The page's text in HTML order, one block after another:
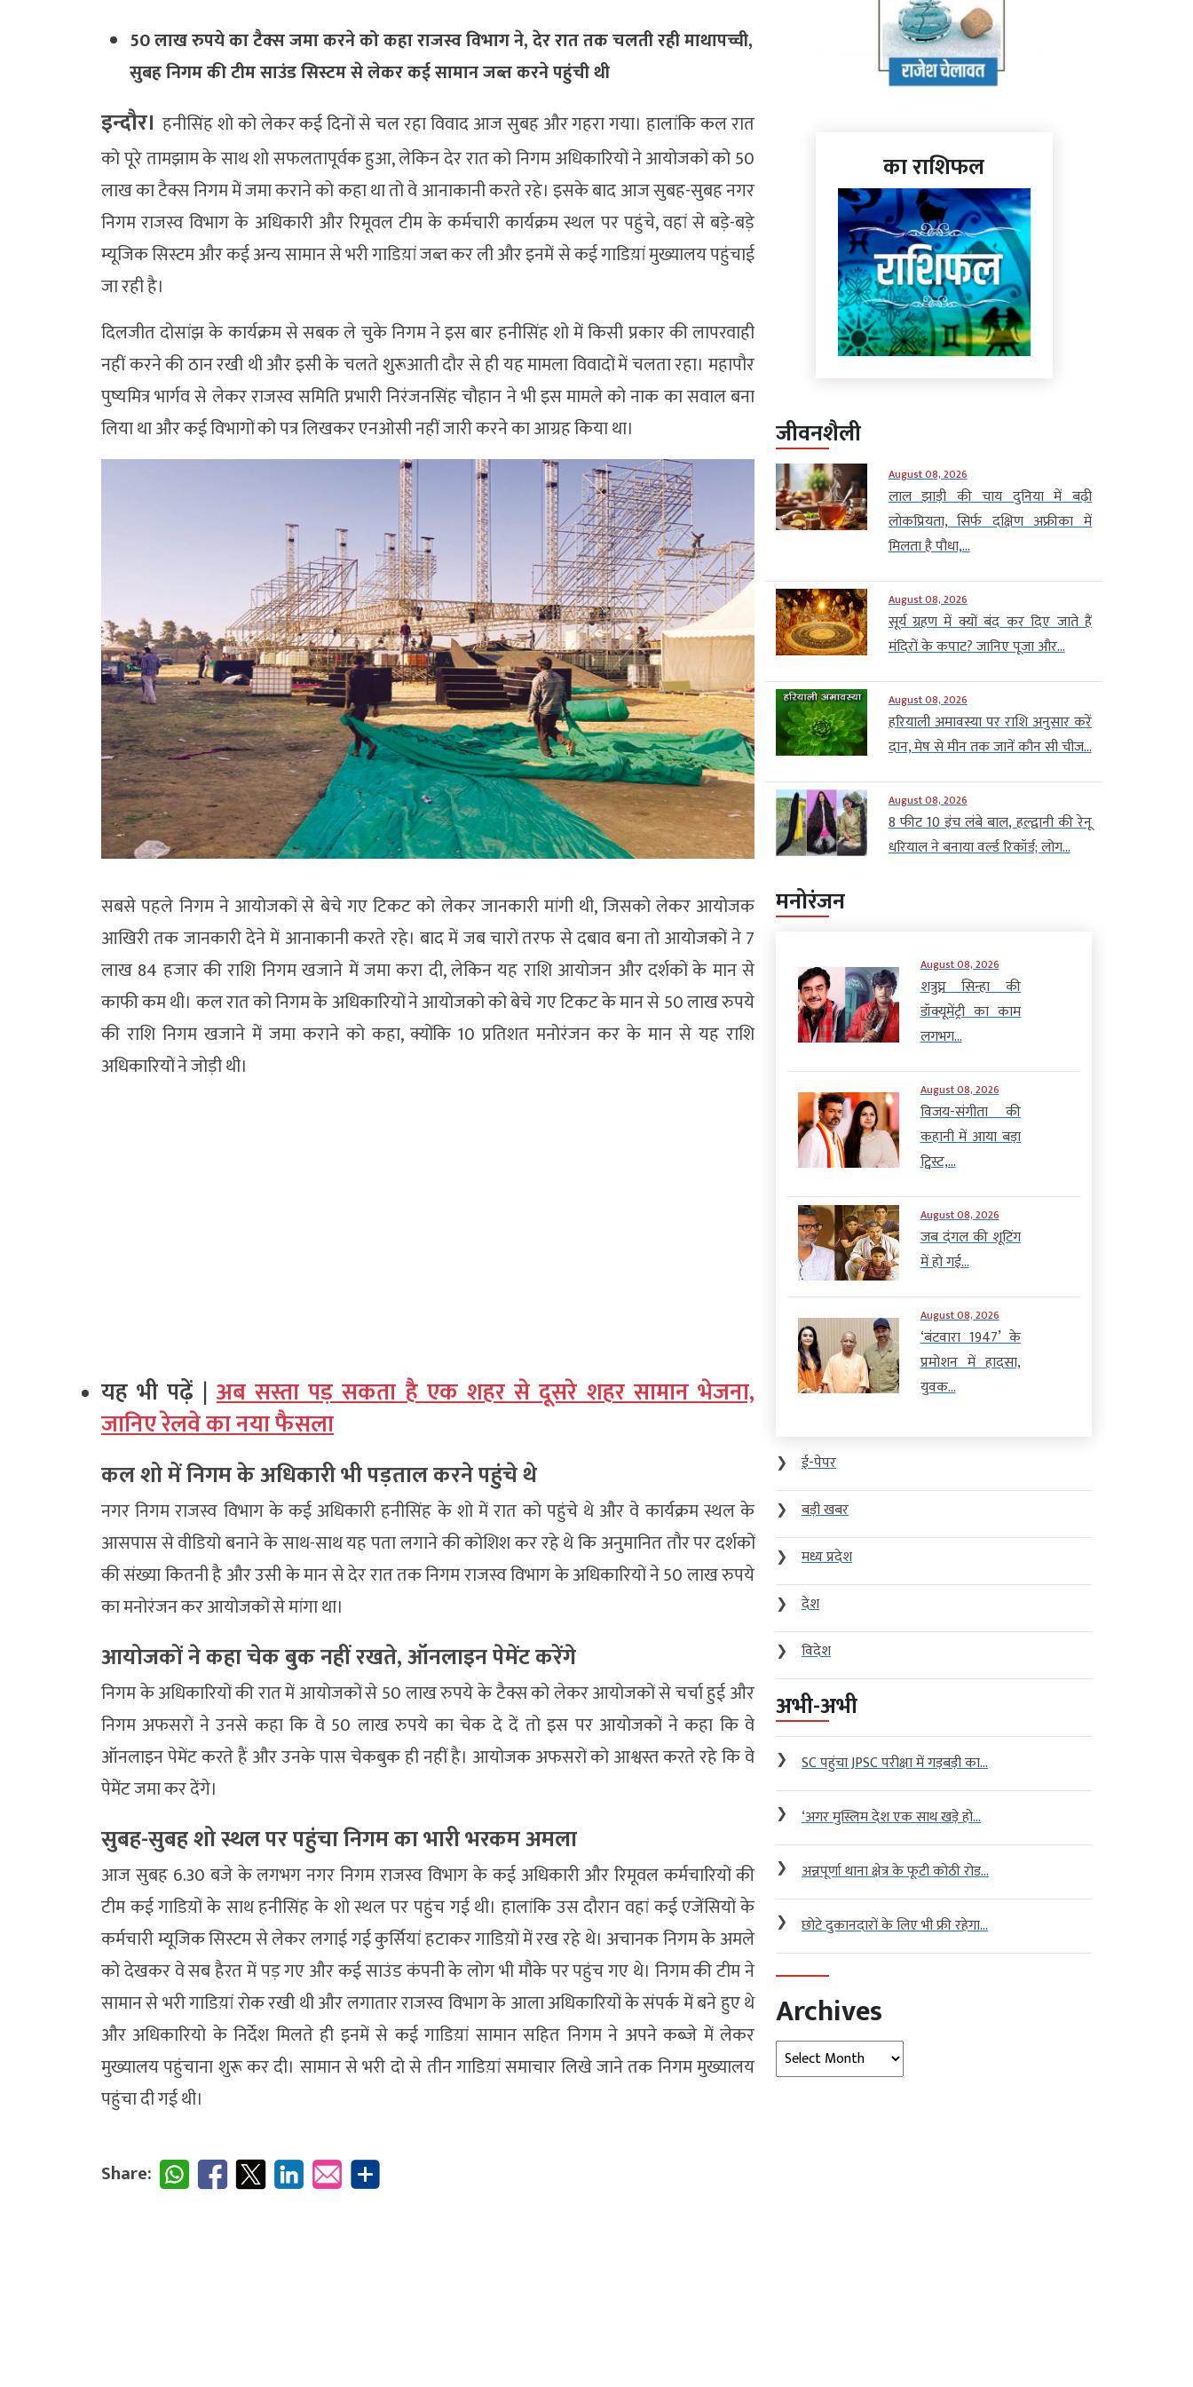
50 लाख रुपये का टैक्स जमा करने को कहा राजस्व विभाग ने, देर रात तक चलती रही माथापच्ची,
सुबह निगम की टीम साउंड सिस्टम से लेकर कई सामान जब्त करने पहुंची थी
इन्दौर। हनीसिंह शो को लेकर कई दिनों से चल रहा विवाद आज सुबह और गहरा गया। हालांकि कल रात
को पूरे तामझाम के साथ शो सफलतापूर्वक हुआ, लेकिन देर रात को निगम अधिकारियों ने आयोजकों को 50
लाख का टैक्स निगम में जमा कराने को कहा था तो वे आनाकानी करते रहे। इसके बाद आज सुबह-सुबह नगर
निगम राजस्व विभाग के अधिकारी और रिमूवल टीम के कर्मचारी कार्यक्रम स्थल पर पहुंचे, वहां से बड़े-बड़े
म्यूजिक सिस्टम और कई अन्य सामान से भरी गाडिय़ां जब्त कर ली और इनमें से कई गाडिय़ां मुख्यालय पहुंचाई
जा रही है।
दिलजीत दोसांझ के कार्यक्रम से सबक ले चुके निगम ने इस बार हनीसिंह शो में किसी प्रकार की लापरवाही
नहीं करने की ठान रखी थी और इसी के चलते शुरूआती दौर से ही यह मामला विवादों में चलता रहा। महापौर
पुष्यमित्र भार्गव से लेकर राजस्व समिति प्रभारी निरंजनसिंह चौहान ने भी इस मामले को नाक का सवाल बना
लिया था और कई विभागों को पत्र लिखकर एनओसी नहीं जारी करने का आग्रह किया था।
सबसे पहले निगम ने आयोजकों से बेचे गए टिकट को लेकर जानकारी मांगी थी, जिसको लेकर आयोजक
आखिरी तक जानकारी देने में आनाकानी करते रहे। बाद में जब चारों तरफ से दबाव बना तो आयोजकों ने 7
लाख 84 हजार की राशि निगम खजाने में जमा करा दी, लेकिन यह राशि आयोजन और दर्शकों के मान से
काफी कम थी। कल रात को निगम के अधिकारियों ने आयोजको को बेचे गए टिकट के मान से 50 लाख रुपये
की राशि निगम खजाने में जमा कराने को कहा, क्योंकि 10 प्रतिशत मनोरंजन कर के मान से यह राशि
अधिकारियों ने जोड़ी थी।
यह भी पढ़ें |अब सस्ता पड़ सकता है एक शहर से दूसरे शहर सामान भेजना,
जानिए रेलवे का नया फैसला
कल शो में निगम के अधिकारी भी पड़ताल करने पहुंचे थे
नगर निगम राजस्व विभाग के कई अधिकारी हनीसिंह के शो में रात को पहुंचे थे और वे कार्यक्रम स्थल के
आसपास से वीडियो बनाने के साथ-साथ यह पता लगाने की कोशिश कर रहे थे कि अनुमानित तौर पर दर्शकों
की संख्या कितनी है और उसी के मान से देर रात तक निगम राजस्व विभाग के अधिकारियों ने 50 लाख रुपये
का मनोरंजन कर आयोजकों से मांगा था।
आयोजकों ने कहा चेक बुक नहीं रखते, ऑनलाइन पेमेंट करेंगे
निगम के अधिकारियों की रात में आयोजकों से 50 लाख रुपये के टैक्स को लेकर आयोजकों से चर्चा हुई और
निगम अफसरों ने उनसे कहा कि वे 50 लाख रुपये का चेक दे दें तो इस पर आयोजकों ने कहा कि वे
ऑनलाइन पेमेंट करते हैं और उनके पास चेकबुक ही नहीं है। आयोजक अफसरों को आश्वस्त करते रहे कि वे
पेमेंट जमा कर देंगे।
सुबह-सुबह शो स्थल पर पहुंचा निगम का भारी भरकम अमला
आज सुबह 6.30 बजे के लगभग नगर निगम राजस्व विभाग के कई अधिकारी और रिमूवल कर्मचारियों की
टीम कई गाडिय़ों के साथ हनीसिंह के शो स्थल पर पहुंच गई थी। हालांकि उस दौरान वहां कई एजेंसियों के
कर्मचारी म्यूजिक सिस्टम से लेकर लगाई गई कुर्सियां हटाकर गाडिय़ों में रख रहे थे। अचानक निगम के अमले
को देखकर वे सब हैरत में पड़ गए और कई साउंड कंपनी के लोग भी मौके पर पहुंच गए थे। निगम की टीम ने
सामान से भरी गाडिय़ां रोक रखी थी और लगातार राजस्व विभाग के आला अधिकारियों के संपर्क में बने हुए थे
और अधिकारियो के निर्देश मिलते ही इनमें से कई गाडिय़ां सामान सहित निगम ने अपने कब्जे में लेकर
मुख्यालय पहुंचाना शुरू कर दी। सामान से भरी दो से तीन गाडिय़ां समाचार लिखे जाने तक निगम मुख्यालय
पहुंचा दी गई थी।
Share:
का राशिफल
जीवनशैली
August 08, 2026
लाल झाड़ी की चाय दुनिया में बढ़ी
लोकप्रियता, सिर्फ दक्षिण अफ्रीका में
मिलता है पौधा,...
August 08, 2026
सूर्य ग्रहण में क्यों बंद कर दिए जाते हैं
मंदिरों के कपाट? जानिए पूजा और...
August 08, 2026
हरियाली अमावस्या पर राशि अनुसार करें
दान, मेष से मीन तक जानें कौन सी चीज...
August 08, 2026
8 फीट 10 इंच लंबे बाल, हल्द्वानी की रेनू
धरियाल ने बनाया वर्ल्ड रिकॉर्ड; लोग...
मनोरंजन
August 08, 2026
शत्रुघ्न सिन्हा की
डॉक्यूमेंट्री का काम
लगभग...
August 08, 2026
विजय-संगीता की
कहानी में आया बड़ा
ट्विस्ट,...
August 08, 2026
जब दंगल की शूटिंग
में हो गई...
August 08, 2026
‘बंटवारा 1947’ के
प्रमोशन में हादसा,
युवक...
❯
ई-पेपर
❯
बड़ी खबर
❯
मध्य प्रदेश
❯
देश
❯
विदेश
अभी-अभी
❯ SC पहुंचा JPSC परीक्षा में गड़बड़ी का...
❯ ‘अगर मुस्लिम देश एक साथ खड़े हो...
❯ अन्नपूर्णा थाना क्षेत्र के फूटी कोठी रोड...
❯ छोटे दुकानदारों के लिए भी फ्री रहेगा...
Archives
Archives